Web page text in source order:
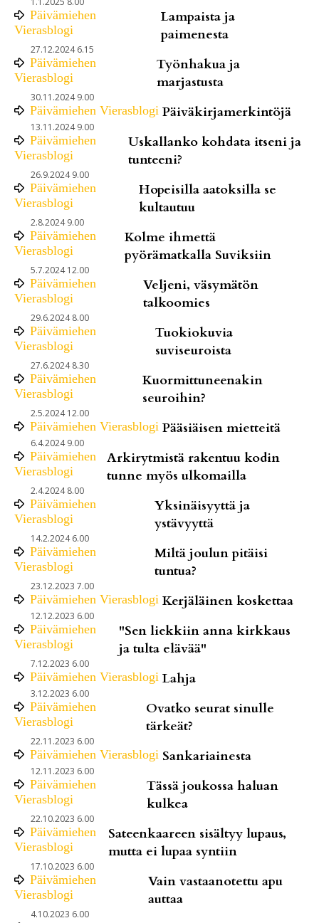
Päivämiehen
Vierasblogi
Lampaista ja
paimenesta
27.12.2024 6.15
Päivämiehen
Vierasblogi
Työnhakua ja
marjastusta
30.11.2024 9.00
Päivämiehen Vierasblogi Päiväkirjamerkintöjä
13.11.2024 9.00
Päivämiehen
Vierasblogi
Uskallanko kohdata itseni ja
tunteeni?
26.9.2024 9.00
Päivämiehen
Vierasblogi
Hopeisilla aatoksilla se
kultautuu
2.8.2024 9.00
Päivämiehen
Vierasblogi
Kolme ihmettä
pyörämatkalla Suviksiin
5.7.2024 12.00
Päivämiehen
Vierasblogi
Veljeni, väsymätön
talkoomies
29.6.2024 8.00
Päivämiehen
Vierasblogi
Tuokiokuvia
suviseuroista
27.6.2024 8.30
Päivämiehen
Vierasblogi
Kuormittuneenakin
seuroihin?
2.5.2024 12.00
Päivämiehen Vierasblogi Pääsiäisen mietteitä
6.4.2024 9.00
Päivämiehen
Vierasblogi
Arkirytmistä rakentuu kodin
tunne myös ulkomailla
2.4.2024 8.00
Päivämiehen
Vierasblogi
Yksinäisyyttä ja
ystävyyttä
14.2.2024 6.00
Päivämiehen
Vierasblogi
Miltä joulun pitäisi
tuntua?
23.12.2023 7.00
Päivämiehen Vierasblogi Kerjäläinen koskettaa
12.12.2023 6.00
Päivämiehen
Vierasblogi
"Sen liekkiin anna kirkkaus
ja tulta elävää"
7.12.2023 6.00
Päivämiehen Vierasblogi Lahja
3.12.2023 6.00
Päivämiehen
Vierasblogi
Ovatko seurat sinulle
tärkeät?
22.11.2023 6.00
Päivämiehen Vierasblogi Sankariainesta
12.11.2023 6.00
Päivämiehen
Vierasblogi
Tässä joukossa haluan
kulkea
22.10.2023 6.00
Päivämiehen
Vierasblogi
Sateenkaareen sisältyy lupaus,
mutta ei lupaa syntiin
17.10.2023 6.00
Päivämiehen
Vierasblogi
Vain vastaanotettu apu
auttaa
4.10.2023 6.00